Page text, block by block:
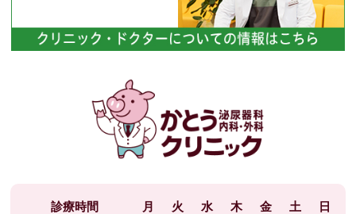
診療時間 月 火 水 木 金 土
日